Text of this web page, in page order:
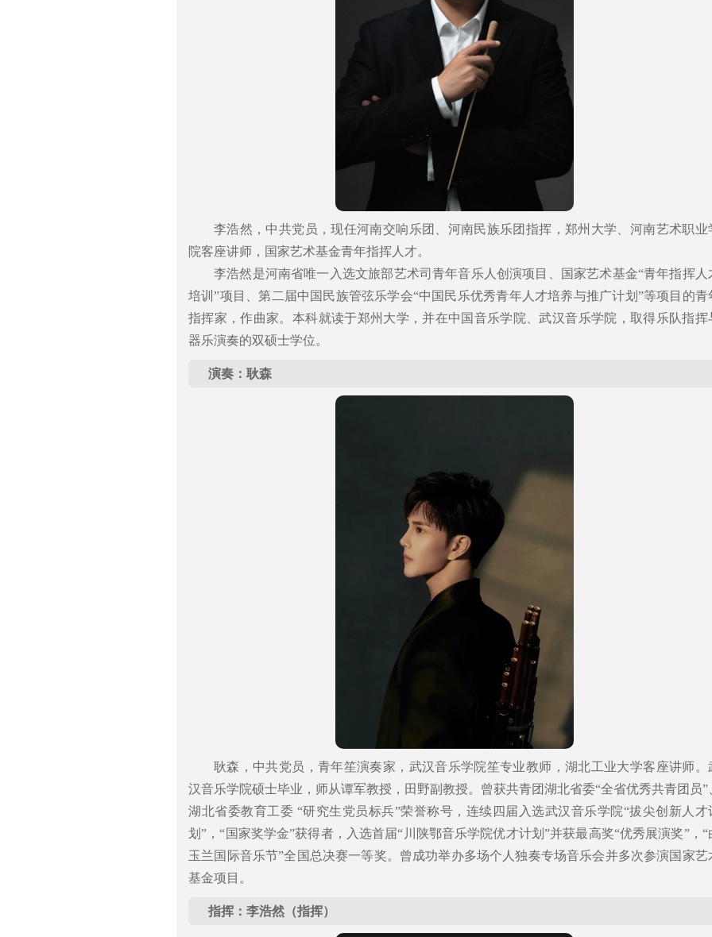
李浩然，中共党员，现任河南交响乐团、河南民族乐团指挥，郑州大学、河南艺术职业
院客座讲师，国家艺术基金青年指挥人才。
李浩然是河南省唯一入选文旅部艺术司青年音乐人创演项目、国家艺术基金“青年指挥人
培训”项目、第二届中国民族管弦乐学会“中国民乐优秀青年人才培养与推广计划”等项目的青
指挥家，作曲家。本科就读于郑州大学，并在中国音乐学院、武汉音乐学院，取得乐队指挥
器乐演奏的双硕士学位。
演奏：耿森
耿森，中共党员，青年笙演奏家，武汉音乐学院笙专业教师，湖北工业大学客座讲师。
汉音乐学院硕士毕业，师从谭军教授，田野副教授。曾获共青团湖北省委“全省优秀共青团员”
湖北省委教育工委 “研究生党员标兵”荣誉称号，连续四届入选武汉音乐学院“拔尖创新人才
划”，“国家奖学金”获得者，入选首届“川陕鄂音乐学院优才计划”并获最高奖“优秀展演奖”，“
玉兰国际音乐节”全国总决赛一等奖。曾成功举办多场个人独奏专场音乐会并多次参演国家艺
基金项目。
指挥：李浩然（指挥）